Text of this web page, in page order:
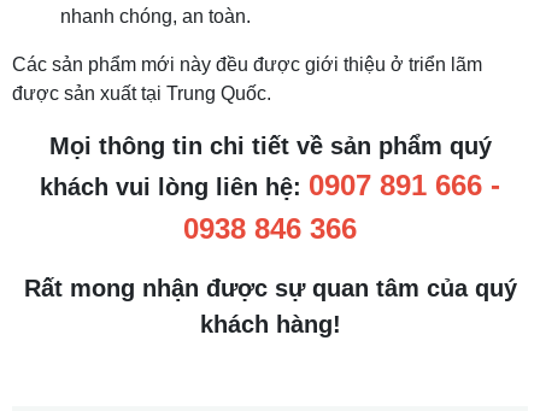
nhanh chóng, an toàn.
Các sản phẩm mới này đều được giới thiệu ở triển lãm
được sản xuất tại Trung Quốc.
Mọi thông tin chi tiết về sản phẩm quý
khách vui lòng liên hệ: 0907 891 666 -
0938 846 366
Rất mong nhận được sự quan tâm của quý
khách hàng!